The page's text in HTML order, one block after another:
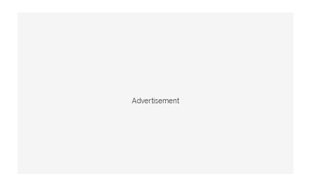
Advertisement